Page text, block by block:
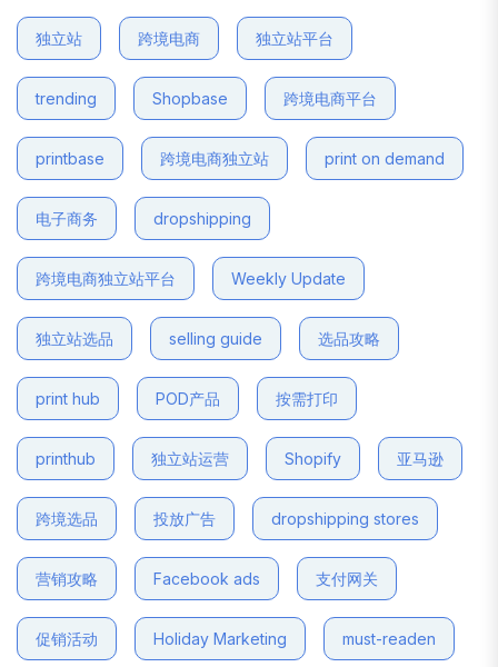
独立站 跨境电商 独立站平台
trending Shopbase 跨境电商平台
printbase 跨境电商独立站 print on demand
电子商务 dropshipping
跨境电商独立站平台 Weekly Update
独立站选品 selling guide 选品攻略
print hub POD产品 按需打印
printhub 独立站运营 Shopify 亚马逊
跨境选品 投放广告 dropshipping stores
营销攻略 Facebook ads 支付网关
促销活动 Holiday Marketing must-readen